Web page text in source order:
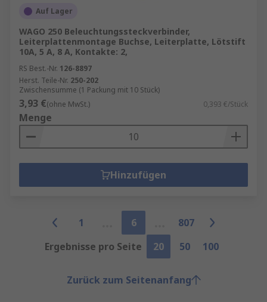
Auf Lager
WAGO 250 Beleuchtungssteckverbinder,
Leiterplattenmontage Buchse, Leiterplatte, Lötstift
10A, 5 A, 8 A, Kontakte: 2,
RS Best.-Nr. 126-8897
Herst. Teile-Nr. 250-202
Zwischensumme (1 Packung mit 10 Stück)
3,93 €(ohne MwSt.) 0,393 €/Stück
Menge
Hinzufügen
1 6
807
Ergebnisse pro Seite
20 50 100
Zurück zum Seitenanfang